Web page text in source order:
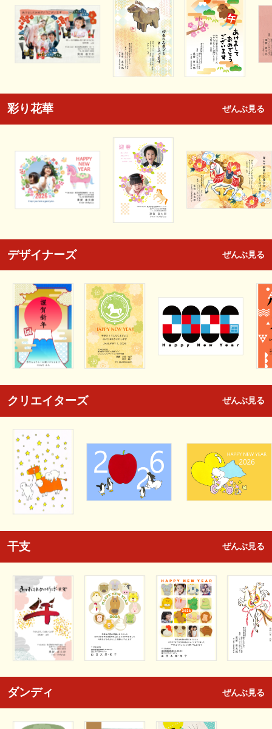
彩り花華 ぜんぶ見る
デザイナーズ ぜんぶ見る
クリエイターズ ぜんぶ見る
干支 ぜんぶ見る
ダンディ ぜんぶ見る